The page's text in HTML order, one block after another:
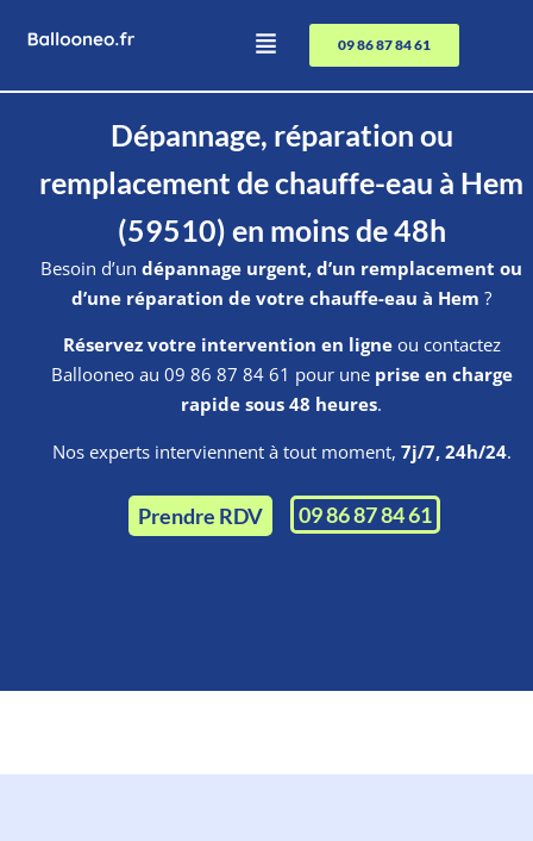
09 86 87 84 61
Dépannage, réparation ou
remplacement de chauffe-eau à Hem
(59510) en moins de 48h
Besoin d’un dépannage urgent, d’un remplacement ou
d’une réparation de votre chauffe-eau à Hem ?
Réservez votre intervention en ligneou contactez
Ballooneo au 09 86 87 84 61 pour une prise en charge
rapide sous 48 heures.
Nos experts interviennent à tout moment, 7j/7, 24h/24.
Prendre RDV 09 86 87 84 61